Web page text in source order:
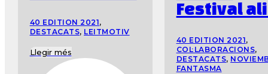
40 EDITION 2021,
DESTACATS, LEITMOTIV
Llegir més
Festival
40 EDITION 2021,
COL·LABORACIONS,
DESTACATS,
FANTASMA